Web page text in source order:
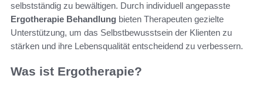
selbstständig zu bewältigen. Durch individuell angepasste
Ergotherapie Behandlung bieten Therapeuten gezielte
Unterstützung, um das Selbstbewusstsein der Klienten zu
stärken und ihre Lebensqualität entscheidend zu verbessern.
Was ist Ergotherapie?